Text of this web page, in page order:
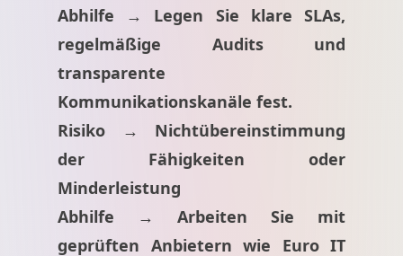
Abhilfe → Legen Sie klare SLAs,
regelmäßige Audits und
transparente
Kommunikationskanäle fest.
Risiko → Nichtübereinstimmung
der Fähigkeiten oder
Minderleistung
Abhilfe → Arbeiten Sie mit
geprüften Anbietern wie Euro IT